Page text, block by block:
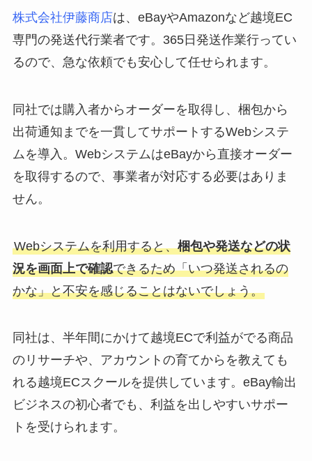
株式会社伊藤商店は、eBayやAmazonなど越境EC
専門の発送代行業者です。365日発送作業行ってい
るので、急な依頼でも安心して任せられます。
同社では購入者からオーダーを取得し、梱包から
出荷通知までを一貫してサポートするWebシステ
ムを導入。WebシステムはeBayから直接オーダー
を取得するので、事業者が対応する必要はありま
せん。
Webシステムを利用すると、梱包や発送などの状
況を画面上で確認できるため「いつ発送されるの
かな」と不安を感じることはないでしょう。
同社は、半年間にかけて越境ECで利益がでる商品
のリサーチや、アカウントの育てからを教えても
れる越境ECスクールを提供しています。eBay輸出
ビジネスの初心者でも、利益を出しやすいサポー
トを受けられます。